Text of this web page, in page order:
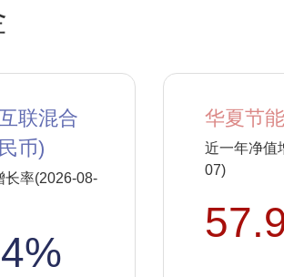
联混合
币)
长率(2026-08-
华夏节
近一年净值
07)